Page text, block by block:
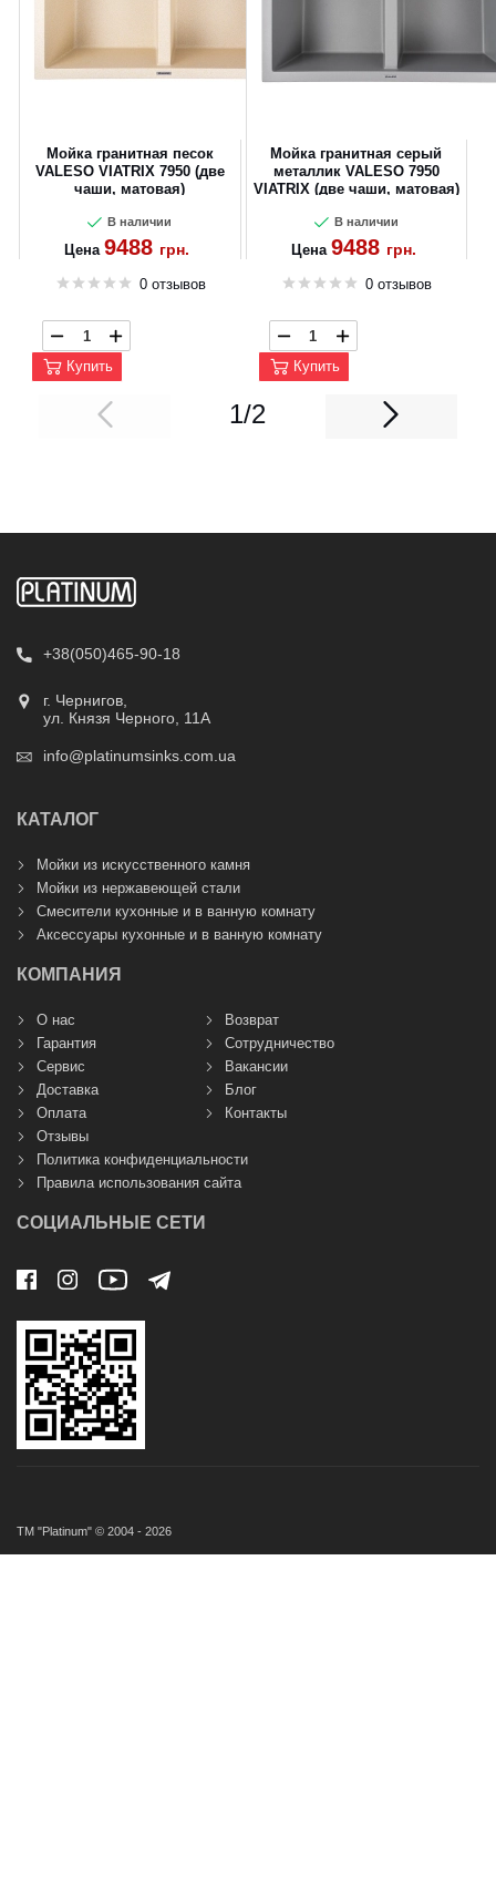
Мойка гранитная песок
VALESO VIATRIX 7950 (две
чаши, матовая)
В наличии
Цена 9488 грн.
0 отзывов
Купить
Мойка гранитная серый
металлик VALESO 7950
VIATRIX (две чаши, матовая)
В наличии
Цена 9488 грн.
0 отзывов
Купить
1/2
+38(050)465-90-18
г. Чернигов,
ул. Князя Черного, 11А
info@platinumsinks.com.ua
КАТАЛОГ
Мойки из искусственного камня
Мойки из нержавеющей стали
Смесители кухонные и в ванную комнату
Аксессуары кухонные и в ванную комнату
КОМПАНИЯ
О нас
Гарантия
Сервис
Доставка
Оплата
Возврат
Сотрудничество
Вакансии
Блог
Контакты
Отзывы
Политика конфиденциальности
Правила использования сайта
СОЦИАЛЬНЫЕ СЕТИ
ТМ "Platinum" © 2004 - 2026